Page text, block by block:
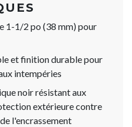
1-1/2 po (38 mm) pour
et finition durable pour
intempéries
noir résistant aux
extérieure contre
l'encrassement